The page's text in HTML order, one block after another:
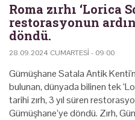
Roma zırhı ‘Lorica
restorasyonun
döndü.
28.09.2024 CUMARTESI - 09:00
Gümüşhane Satala Antik
bulunan, dünyada bilinen tek
tarihi zırh, 3 yıl süren
Gümüşhane’ye döndü. Zırh,